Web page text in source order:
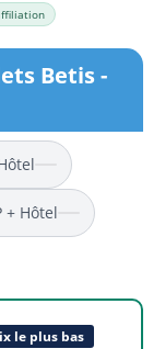
Betis -
+ Hôtel
le plus bas